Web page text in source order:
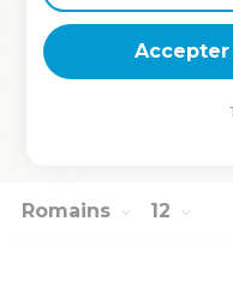
Qui lui a fait des dons
Tout vient de lui, tout
et but de l’univers, à lui
Romains 12